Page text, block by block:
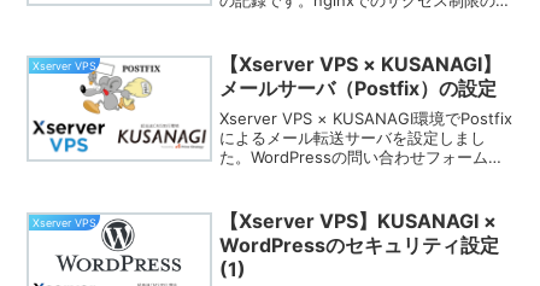
Xserver VPS
【Xserver VPS × KUSANAGI】
メールサーバ（Postfix）の設定
Xserver VPS × KUSANAGI環境でPostfix
によるメール転送サーバを設定しまし
た。WordPressの問い合わせフォームで
転送する設定です。
Xserver VPS
【Xserver VPS】KUSANAGI ×
WordPressのセキュリティ設定
(1)